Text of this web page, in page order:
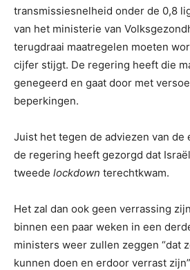
transmissiesnelheid onder de 0,8
van het ministerie van
terugdraai maatregelen moeten
cijfer stijgt. De regering heeft die
genegeerd en gaat door met
beperkingen.
Juist het tegen de adviezen van de
de regering heeft gezorgd dat
tweede lockdown terechtkwam.
Het zal dan ook geen verrassing
binnen een paar weken in een
ministers weer zullen zeggen “dat
kunnen doen en erdoor verrast